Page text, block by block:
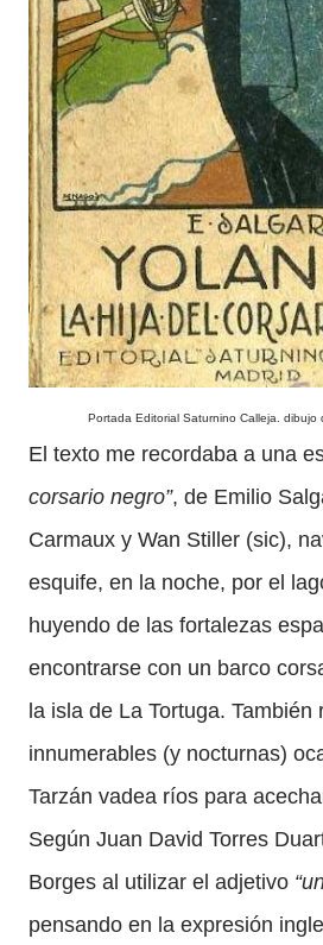
Portada Editorial Saturnino Calleja. dibujo
El texto me recordaba a una
corsario negro”, de Emilio
Carmaux y Wan Stiller (sic),
esquife, en la noche, por el
huyendo de las fortalezas
encontrarse con un barco
la isla de La Tortuga. También
innumerables (y nocturnas)
Tarzán vadea ríos para
Según Juan David Torres
Borges al utilizar el adjetivo
pensando en la expresión